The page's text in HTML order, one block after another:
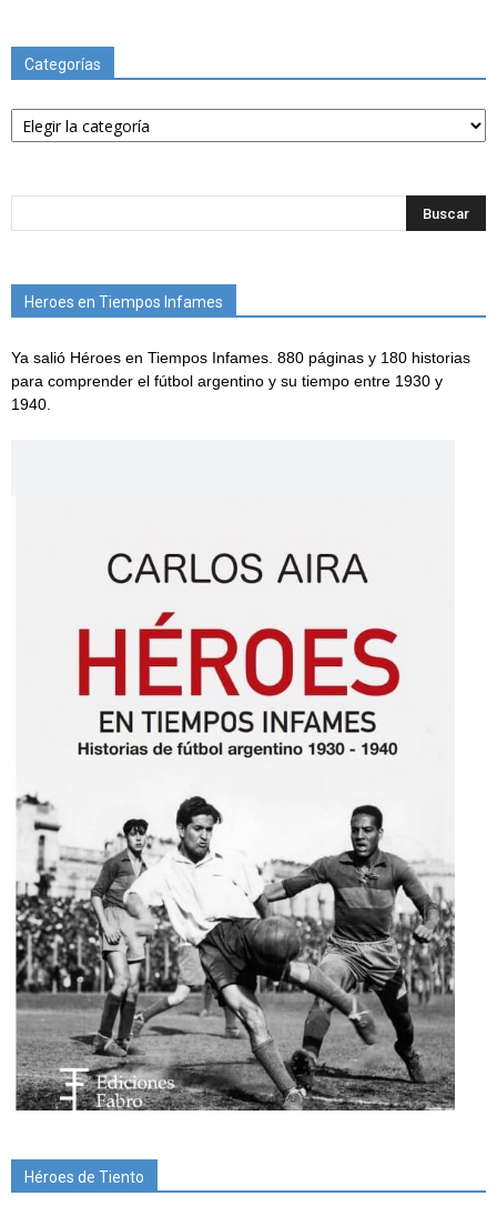
Categorías
Categorías
Heroes en Tiempos Infames
Ya salió Héroes en Tiempos Infames. 880 páginas y 180 historias
para comprender el fútbol argentino y su tiempo entre 1930 y
1940.
Héroes de Tiento